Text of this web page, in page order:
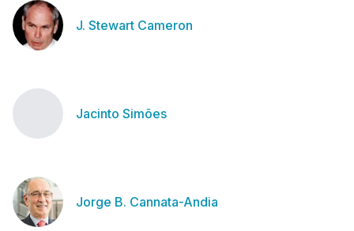
J. Stewart Cameron
Jacinto Simões
Jorge B. Cannata-Andia